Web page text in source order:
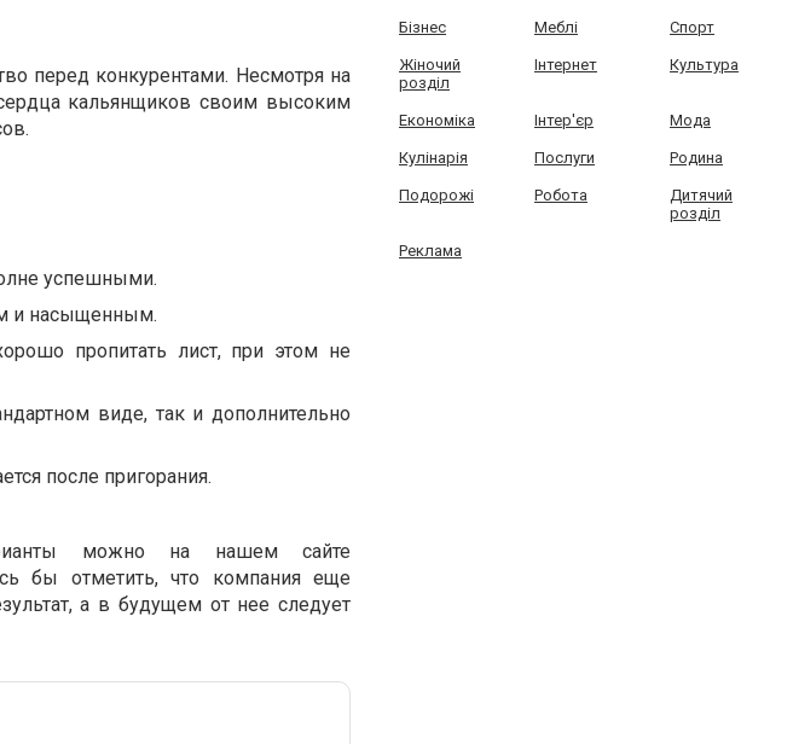
перед конкурентами. Несмотря на
кальянщиков своим высоким
успешными.
и насыщенным.
пропитать лист, при этом не
виде, так и дополнительно
после пригорания.
можно на нашем сайте
бы отметить, что компания еще
а в будущем от нее следует
Бізнес Меблі Спорт
Жіночий
розділ
Інтернет Культура
Економіка Інтер'єр Мода
Кулінарія Послуги Родина
Подорожі Робота
Дитячий
розділ
Реклама